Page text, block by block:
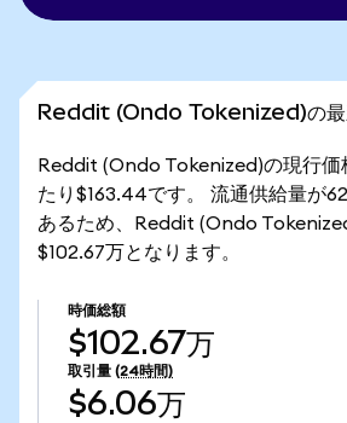
Reddit (Ondo Tokenized)の最
Reddit (Ondo Tokenized)の現行価
たり$163.44です。 流通供給量が
あるため、Reddit (Ondo
$102.67万となります。
時価総額
$102.67万
取引量 (24時間)
$6.06万